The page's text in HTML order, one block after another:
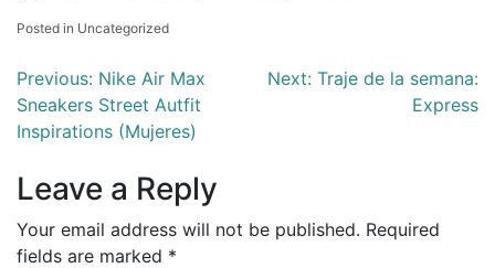
Posted in Uncategorized
Post
navigation
Previous: Nike Air Max
Sneakers Street Autfit
Inspirations (Mujeres)
Next: Traje de la semana:
Express
Leave a Reply
Your email address will not be published. Required
fields are marked *